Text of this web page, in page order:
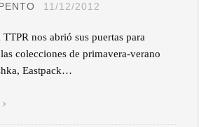
11/12/2012
nos abrió sus puertas para
colecciones de primavera-verano
Eastpack…